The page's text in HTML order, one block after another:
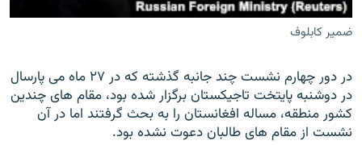
ضمیر کابلوف
در دور چهارم نشست چند جانبه گذشته که در ۲۷ ماه می پارسال
در دوشنبه پایتخت تاجیکستان برگزار شده بود، مقام های چندین
کشور منطقه، مساله افغانستان را به بحث گرفتند اما در آن
نشست از مقام های طالبان دعوت نشده بود.